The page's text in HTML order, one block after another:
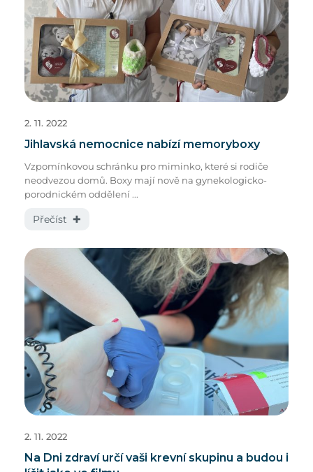
Jihlavská nemocnice nabízí memoryboxy
Vzpomínkovou schránku pro miminko, které si rodiče
neodvezou domů. Boxy mají nově na gynekologicko-
porodnickém oddělení ...
Přečíst ✚
2. 11. 2022
Na Dni zdraví určí vaši krevní skupinu a budou i
2. 11. 2022